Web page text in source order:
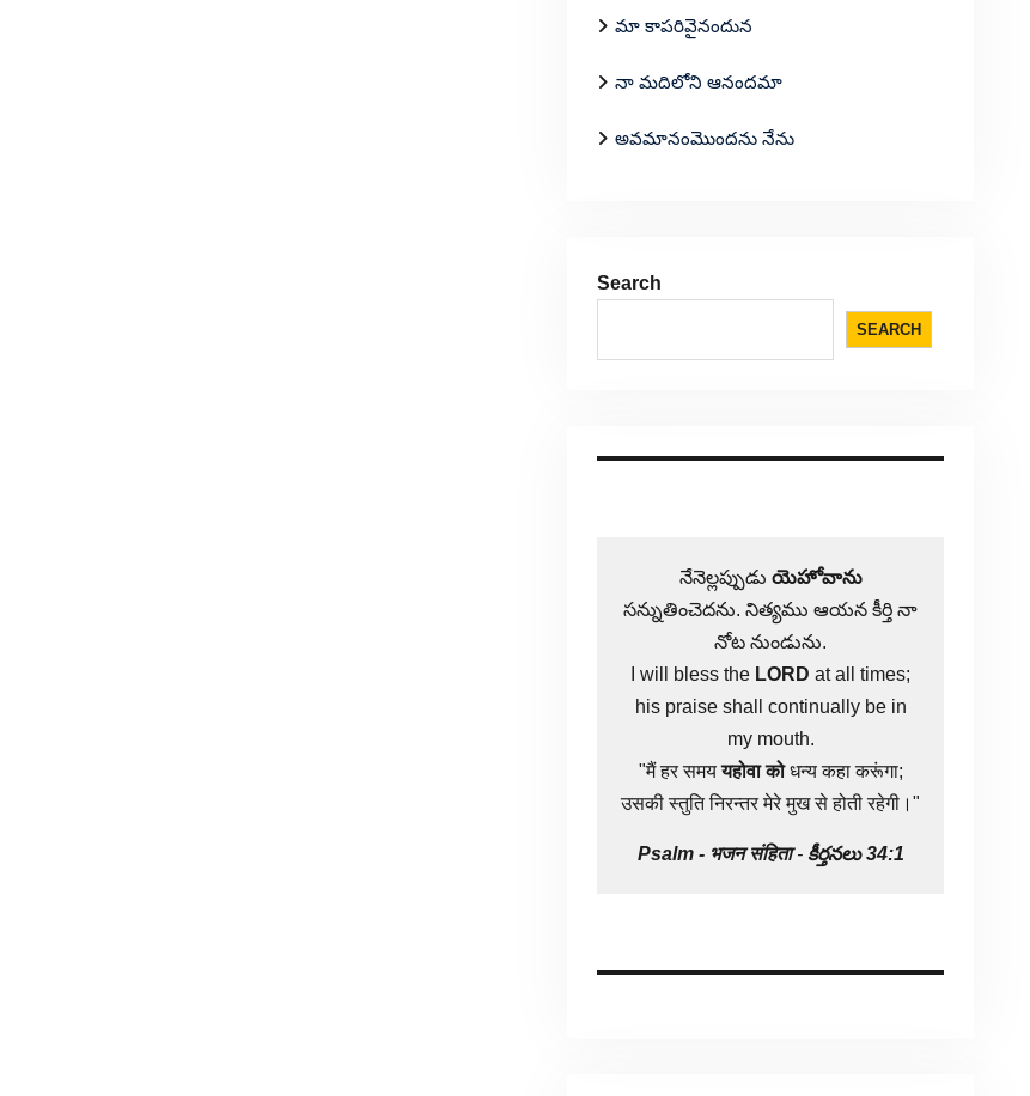
మా కాపరివైనందున
నా మదిలోని ఆనందమా
అవమానంమొందను నేను
Search
SEARCH
నేనెల్లప్పుడు యెహోవాను
సన్నుతించెదను. నిత్యము ఆయన కీర్తి నా
నోట నుండును.
I will bless the LORD at all times;
his praise shall continually be in
my mouth.
"मैं हर समययहोवा कोधन्य कहा करूंगा;
उसकी स्तुति निरन्तर मेरे मुख से होती रहेगी।"
Psalm - भजन संहिता- కీర్తనలు 34:1